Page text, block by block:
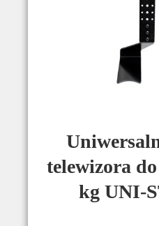
telewizora
kg UNI-